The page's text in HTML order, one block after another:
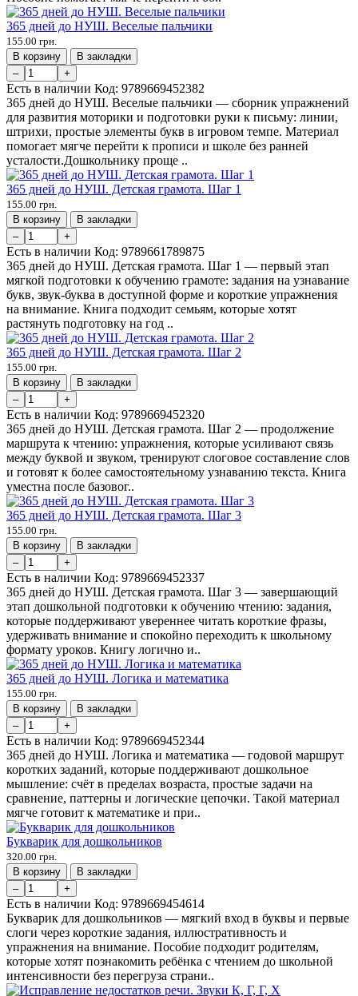
365 дней до НУШ. Веселые пальчики
155.00 грн.
В корзину
В закладки
–
+
Есть в наличии Код: 9789669452382
365 дней до НУШ. Веселые пальчики — сборник упражнений
для развития моторики и подготовки руки к письму: линии,
штрихи, простые элементы букв в игровом темпе. Материал
помогает мягче перейти к прописи и школе без ранней
усталости.Дошкольнику проще ..
365 дней до НУШ. Детская грамота. Шаг 1
155.00 грн.
В корзину
В закладки
–
+
Есть в наличии Код: 9789661789875
365 дней до НУШ. Детская грамота. Шаг 1 — первый этап
мягкой подготовки к обучению грамоте: задания на узнавание
букв, звук-буква в доступной форме и короткие упражнения
на внимание. Книга подходит семьям, которые хотят
растянуть подготовку на год ..
365 дней до НУШ. Детская грамота. Шаг 2
155.00 грн.
В корзину
В закладки
–
+
Есть в наличии Код: 9789669452320
365 дней до НУШ. Детская грамота. Шаг 2 — продолжение
маршрута к чтению: упражнения, которые усиливают связь
между буквой и звуком, тренируют слоговое составление слов
и готовят к более самостоятельному узнаванию текста. Книга
уместна после базовог..
365 дней до НУШ. Детская грамота. Шаг 3
155.00 грн.
В корзину
В закладки
–
+
Есть в наличии Код: 9789669452337
365 дней до НУШ. Детская грамота. Шаг 3 — завершающий
этап дошкольной подготовки к обучению чтению: задания,
которые поддерживают увереннее читать короткие фразы,
удерживать внимание и спокойно переходить к школьному
формату уроков. Книгу логично и..
365 дней до НУШ. Логика и математика
155.00 грн.
В корзину
В закладки
–
+
Есть в наличии Код: 9789669452344
365 дней до НУШ. Логика и математика — годовой маршрут
коротких заданий, которые поддерживают дошкольное
мышление: счёт в пределах возраста, простые задачи на
сравнение, паттерны и логические цепочки. Такой материал
мягче готовит к математике и при..
Букварик для дошкольников
320.00 грн.
В корзину
В закладки
–
+
Есть в наличии Код: 9789669454614
Букварик для дошкольников — мягкий вход в буквы и первые
слоги через короткие задания, иллюстративность и
упражнения на внимание. Пособие подходит родителям,
которые хотят познакомить ребёнка с чтением до школьной
интенсивности без перегруза страни..